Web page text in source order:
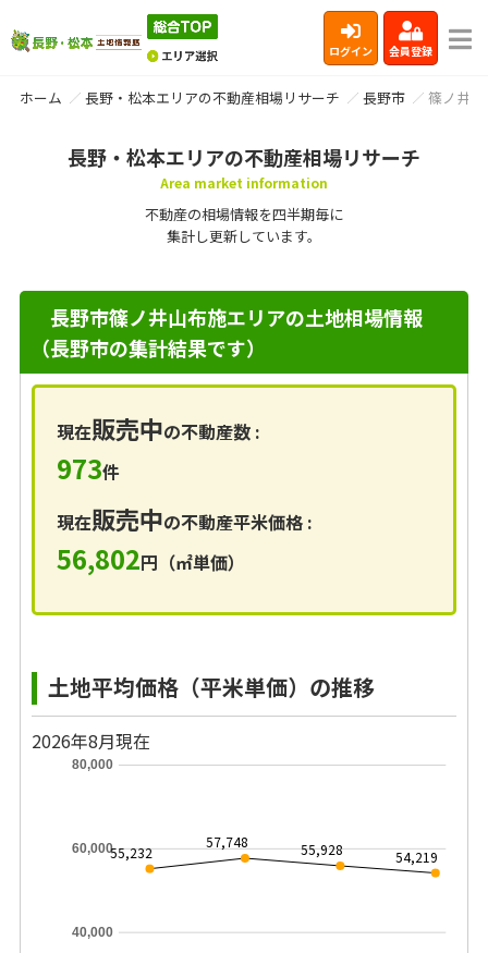
ログイン 会員登録
ホーム 長野・松本エリアの不動産相場リサーチ 長野市 篠ノ井
長野・松本エリアの不動産相場リサーチ
Area market information
不動産の相場情報を四半期毎に
集計し更新しています。
長野市篠ノ井山布施エリアの土地相場情報
（長野市の集計結果です）
現在販売中の不動産数 :
973件
現在販売中の不動産平米価格 :
56,802円（㎡単価）
土地平均価格（平米単価）の推移
2026年8月現在
40,000
60,000
80,000
55,232
57,748 55,928 54,219